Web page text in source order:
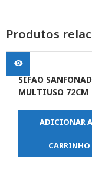
Produtos
SIFAO
MULTIUSO 72CM
ADICIONAR
CARRINHO